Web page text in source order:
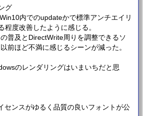
グ
内でのupdateかで標準アンチエイリ
程度改善したように感じる。
普及とDirectWrite周りを調整できるソ
前ほど不満に感じるシーンが減った。
のレンダリングはいまいちだと思
センスがゆるく品質の良いフォントが公